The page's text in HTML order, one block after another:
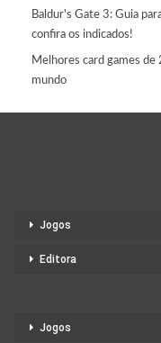
Baldur's Gate 3: Guia
confira os indicados!
Melhores card games de
mundo
Jogos
Editora
Jogos